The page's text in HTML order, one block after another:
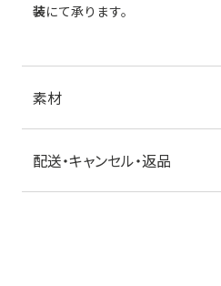
装にて承ります。
素材
配送・キャンセル・返品